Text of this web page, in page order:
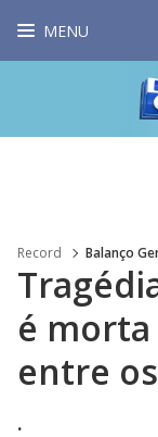
MENU
Record Balanço
é
entre
.